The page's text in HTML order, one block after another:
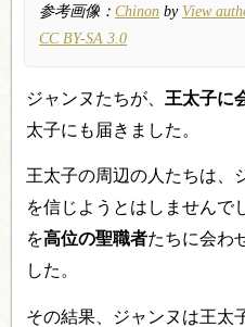
参考画像：Chinon by View
CC BY-SA 3.0
ジャンヌたちが、 王太子に
太子にも届きました。
王太子の周辺の人たちは、
を信じようとはしませんで
を高位の聖職者たちに会わ
した。
その結果、ジャンヌは王太